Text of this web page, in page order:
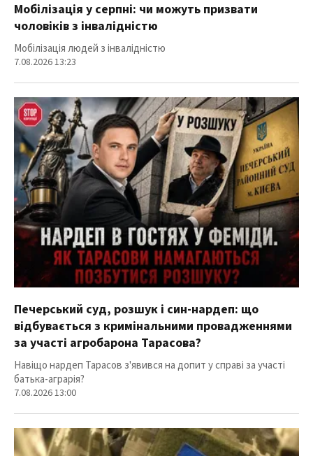
Мобілізація у серпні: чи можуть призвати
чоловіків з інвалідністю
Мобілізація людей з інвалідністю
7.08.2026 13:23
Печерський суд, розшук і син-нардеп: що
відбувається з кримінальними провадженнями
за участі агробарона Тарасова?
Навіщо нардеп Тарасов з'явився на допит у справі за участі
батька-аграрія?
7.08.2026 13:00